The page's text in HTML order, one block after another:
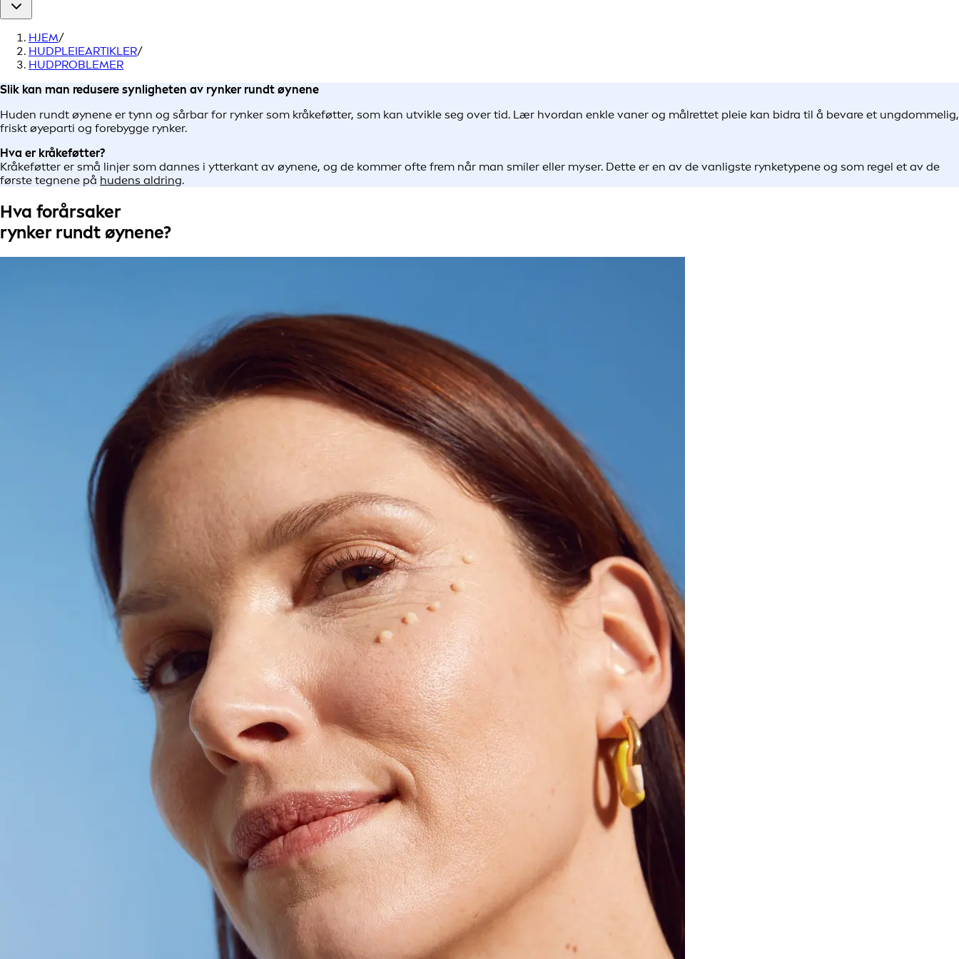
HJEM/
HUDPLEIEARTIKLER/
HUDPROBLEMER
Slik kan man redusere synligheten av rynker rundt øynene
Huden rundt øynene er tynn og sårbar for rynker som kråkeføtter, som kan utvikle seg over tid. Lær hvordan enkle vaner og målrettet pleie kan bidra til å bevare et ungdommelig,
friskt øyeparti og forebygge rynker.
Hva er kråkeføtter?
Kråkeføtter er små linjer som dannes i ytterkant av øynene, og de kommer ofte frem når man smiler eller myser. Dette er en av de vanligste rynketypene og som regel et av de
første tegnene på hudens aldring.
Hva forårsaker
rynker rundt øynene?